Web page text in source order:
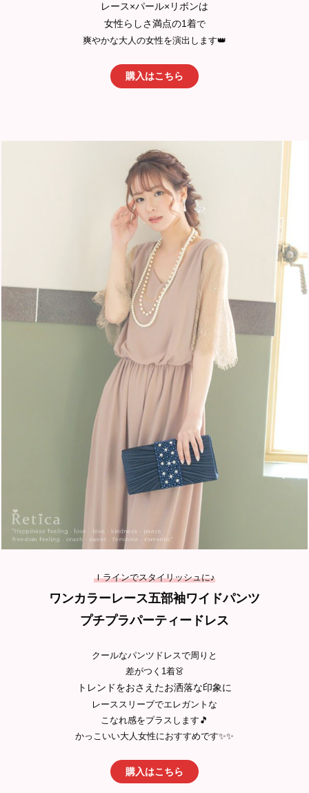
レース×パール×リボンは
女性らしさ満点の1着で
爽やかな大人の女性を演出します👑
購入はこちら
Ｉラインでスタイリッシュに♪
ワンカラーレース五部袖ワイドパンツ
プチプラパーティードレス
クールなパンツドレスで周りと
差がつく1着👗
トレンドをおさえたお洒落な印象に
レーススリーブでエレガントな
こなれ感をプラスします🎵
かっこいい大人女性におすすめです✨✨
購入はこちら